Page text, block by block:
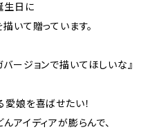
生日に
いて贈っています。
ージョンで描いてほしいな』
娘を喜ばせたい！
アイディアが膨らんで、